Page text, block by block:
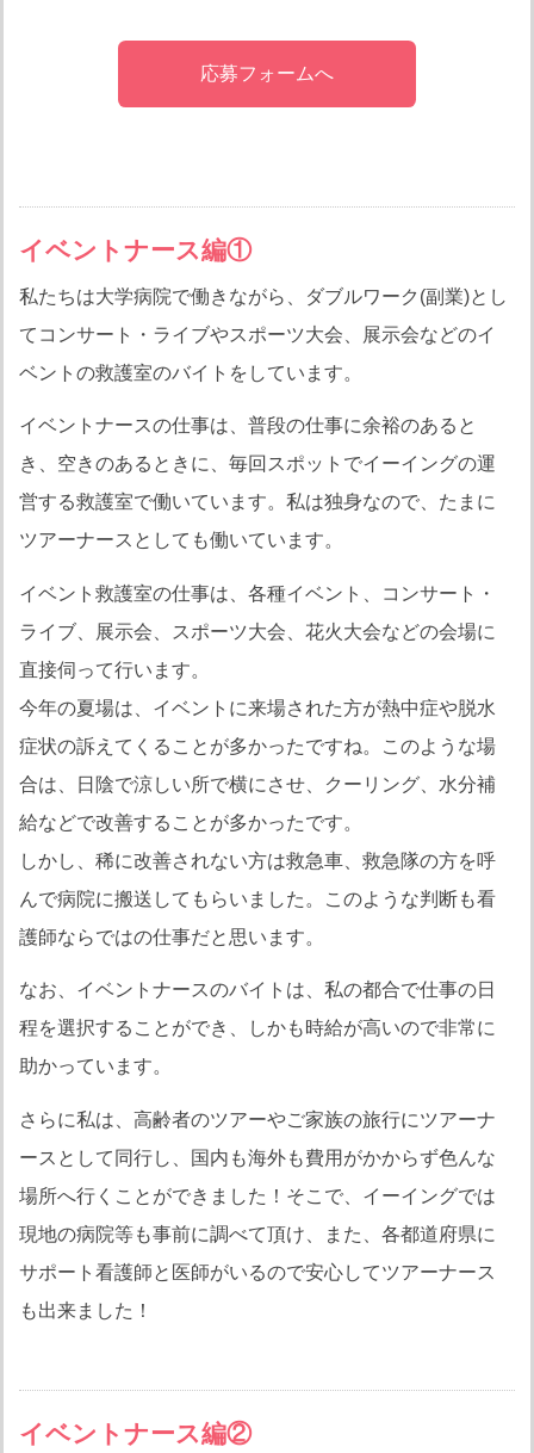
応募フォームへ
イベントナース編①
私たちは大学病院で働きながら、ダブルワーク(副業)とし
てコンサート・ライブやスポーツ大会、展示会などのイ
ベントの救護室のバイトをしています。
イベントナースの仕事は、普段の仕事に余裕のあると
き、空きのあるときに、毎回スポットでイーイングの運
営する救護室で働いています。私は独身なので、たまに
ツアーナースとしても働いています。
イベント救護室の仕事は、各種イベント、コンサート・
ライブ、展示会、スポーツ大会、花火大会などの会場に
直接伺って行います。
今年の夏場は、イベントに来場された方が熱中症や脱水
症状の訴えてくることが多かったですね。このような場
合は、日陰で涼しい所で横にさせ、クーリング、水分補
給などで改善することが多かったです。
しかし、稀に改善されない方は救急車、救急隊の方を呼
んで病院に搬送してもらいました。このような判断も看
護師ならではの仕事だと思います。
なお、イベントナースのバイトは、私の都合で仕事の日
程を選択することができ、しかも時給が高いので非常に
助かっています。
さらに私は、高齢者のツアーやご家族の旅行にツアーナ
ースとして同行し、国内も海外も費用がかからず色んな
場所へ行くことができました！そこで、イーイングでは
現地の病院等も事前に調べて頂け、また、各都道府県に
サポート看護師と医師がいるので安心してツアーナース
も出来ました！
イベントナース編②